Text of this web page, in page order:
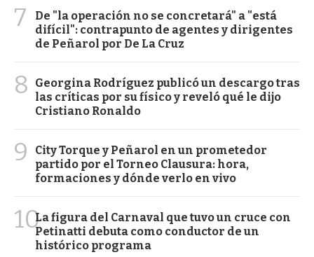
7
De "la operación no se concretará" a "está
difícil": contrapunto de agentes y dirigentes
de Peñarol por De La Cruz
8
Georgina Rodríguez publicó un descargo tras
las críticas por su físico y reveló qué le dijo
Cristiano Ronaldo
9
City Torque y Peñarol en un prometedor
partido por el Torneo Clausura: hora,
formaciones y dónde verlo en vivo
10La figura del Carnaval que tuvo un cruce con
Petinatti debuta como conductor de un
histórico programa